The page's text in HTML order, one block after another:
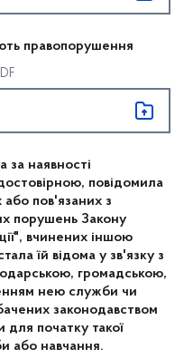
правопорушення
за наявності
повідомила
пов'язаних з
порушень Закону
вчинених іншою
їй відома у зв'язку з
громадською,
нею служби чи
законодавством
для початку такої
або навчання.